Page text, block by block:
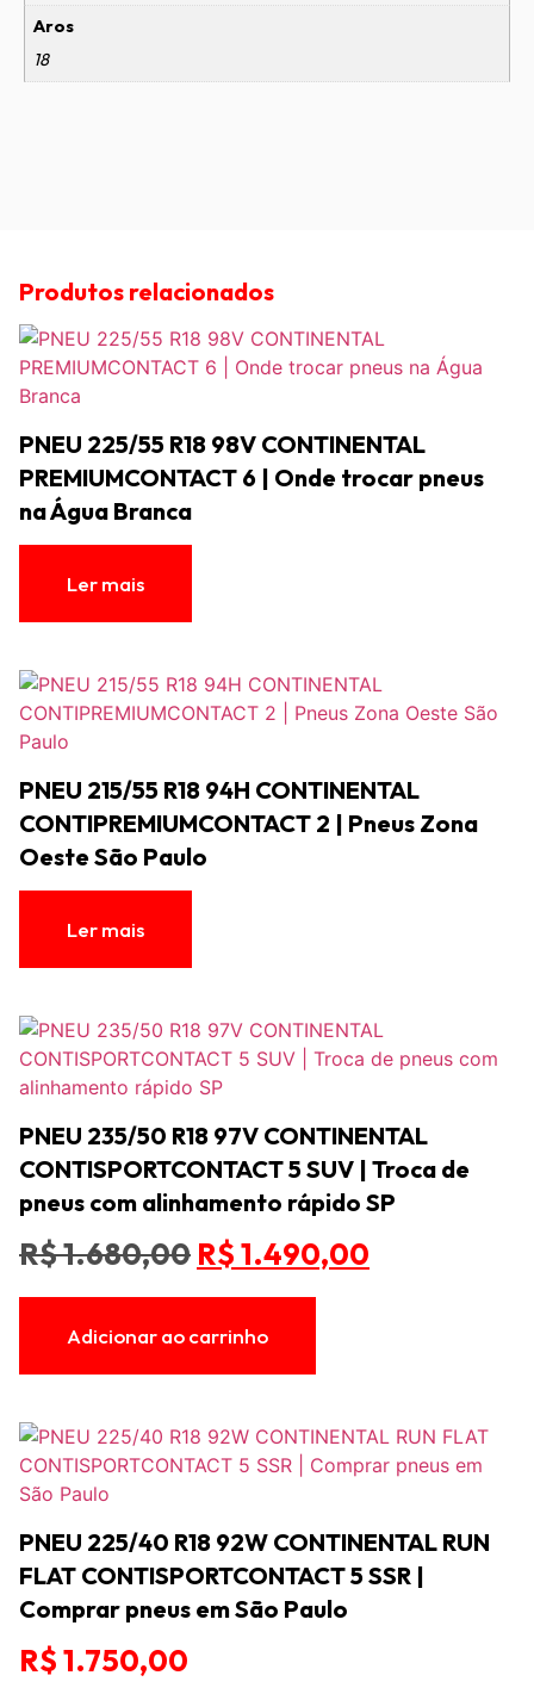
Aros
18
Produtos relacionados
PNEU 225/55 R18 98V CONTINENTAL
PREMIUMCONTACT 6 | Onde trocar pneus
na Água Branca
Ler mais
PNEU 215/55 R18 94H‎ CONTINENTAL
CONTIPREMIUMCONTACT 2 | Pneus Zona
Oeste São Paulo
Ler mais
PNEU 235/50 R18 97V CONTINENTAL
CONTISPORTCONTACT 5 SUV | Troca de
pneus com alinhamento rápido SP
R$1.680,00 R$1.490,00
Adicionar ao carrinho
PNEU 225/40 R18 92W CONTINENTAL RUN
FLAT CONTISPORTCONTACT 5 SSR |
Comprar pneus em São Paulo
R$1.750,00